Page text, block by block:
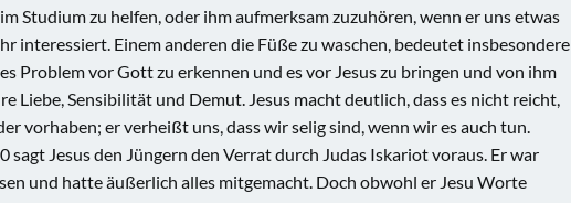
Studium zu helfen, oder ihm aufmerksam zuzuhören, wenn er uns etwas
interessiert. Einem anderen die Füße zu waschen, bedeutet insbesondere
Problem vor Gott zu erkennen und es vor Jesus zu bringen und von ihm
Liebe, Sensibilität und Demut. Jesus macht deutlich, dass es nicht reicht,
vorhaben; er verheißt uns, dass wir selig sind, wenn wir es auch tun.
Jesus den Jüngern den Verrat durch Judas Iskariot voraus. Er war
und hatte äußerlich alles mitgemacht. Doch obwohl er Jesu Worte